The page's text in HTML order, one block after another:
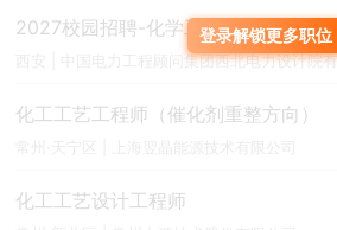
2027校园招聘-化学工程设计师岗（博
西安 | 中国电力工程顾问集团西北电力设计院有
化工工艺工程师（催化剂重整方向）
化工工艺设计工程师
登录解锁更多职位